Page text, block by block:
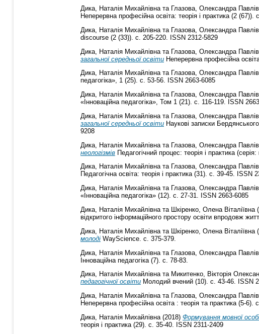
Дика, Наталія Михайлівна та Глазова, Олександра
Неперервна професійна освіта: теорія і практика (2
Дика, Наталія Михайлівна та Глазова, Олександра
discourse (2 (33)). с. 205-220. ISSN 2312-5829
Дика, Наталія Михайлівна та Глазова, Олександра
загальної середньої освіти Неперервна професійна
Дика, Наталія Михайлівната Глазова, Олександра
педагогіка», 1 (25). с. 53-56. ISSN 2663-6085
Дика, Наталія Михайлівната Глазова, Олександра
«Інноваційна педагогіка», Том 1 (21). с. 116-119. ISSN
Дика, Наталія Михайлівна та Глазова, Олександра
загальної середньої освіти Наукові записки
9208
Дика, Наталія Михайлівна та Глазова, Олександра
неологізмів Педагогічний процес: теорія і практика
Дика, Наталія Михайлівната Глазова, Олександра
Педагогічна освіта: теорія і практика (31). с. 39-45. ISSN
Дика, Наталія Михайлівната Глазова, Олександра
«Інноваційна педагогіка» (12). с. 27-31. ISSN 2663-6085
Дика, Наталія Михайлівната Шкіренко, Олена Віталіївна
відкритого інформаційного простору освіти впродовж
Дика, Наталія Михайлівна та Шкіренко, Олена Віталіївна
молоді WayScience. с. 375-379.
Дика, Наталія Михайлівна та Глазова, Олександра
Інноваційна педагогіка (7). с. 78-83.
Дика, Наталія Михайлівната Микитенко, Вікторія
педагогічної освіти Молодий вчений (10). с. 43-46. ISSN
Дика, Наталія Михайлівната Глазова, Олександра
Неперервна професійна освіта : теорія та практика (5-
Дика, Наталія Михайлівна(2018) Формування мовної
теорія і практика (29). с. 35-40. ISSN 2311-2409